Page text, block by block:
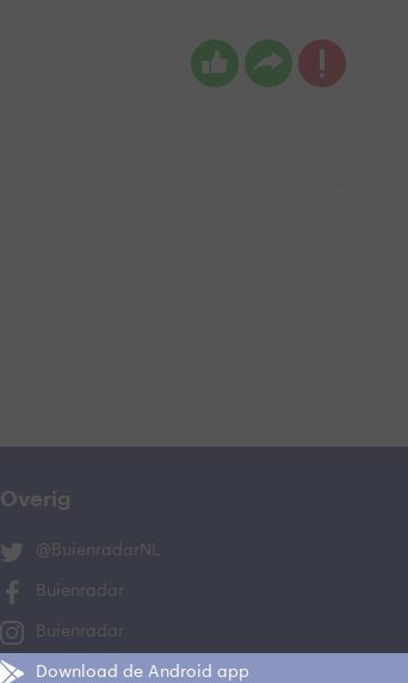
Overig
@BuienradarNL
Buienradar
Buienradar
Download de Android app